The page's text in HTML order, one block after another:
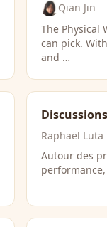
Qian Jin
The Physical
can pick.
and …
Raphaël Luta
Autour des